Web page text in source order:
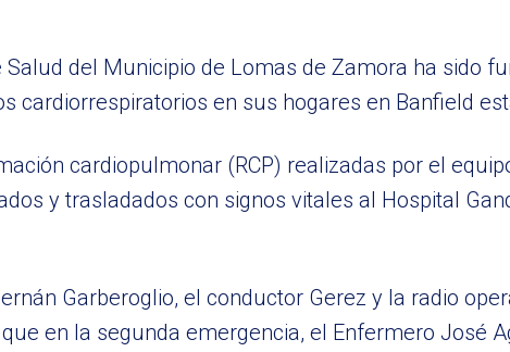
del Municipio de Lomas de Zamora ha sido
cardiorrespiratorios en sus hogares en Banfield
cardiopulmonar (RCP) realizadas por el
y trasladados con signos vitales al Hospital
Garberoglio, el conductor Gerez y la radio
en la segunda emergencia, el Enfermero José